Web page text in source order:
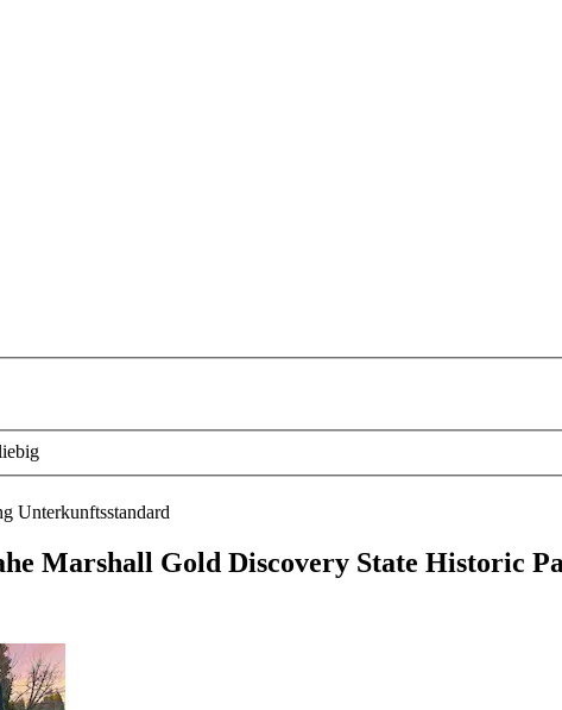
Unterkunftsstandard
Marshall Gold Discovery State Historic